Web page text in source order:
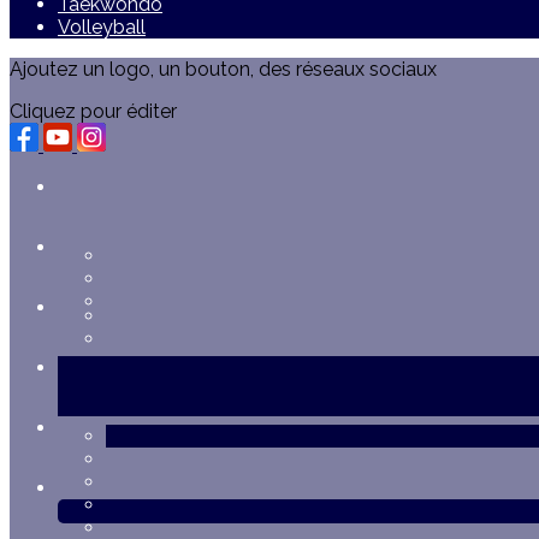
Volleyball
Ajoutez un logo, un bouton, des réseaux sociaux
Cliquez pour éditer